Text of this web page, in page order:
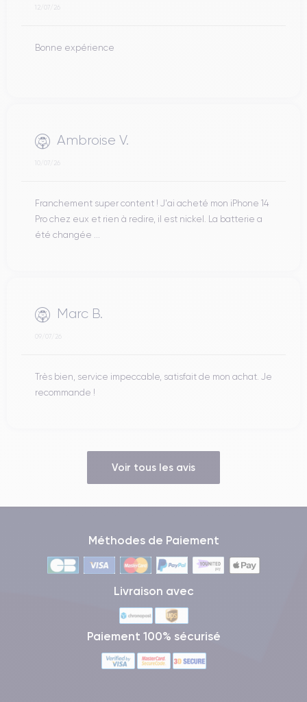
12/07/26
Bonne expérience
Ambroise V.
10/07/26
Franchement super content ! J'ai acheté mon iPhone 14
Pro chez eux et rien à redire, il est nickel. La batterie a
été changée ...
Marc B.
09/07/26
Très bien, service impeccable, satisfait de mon achat. Je
recommande !
Voir tous les avis
Méthodes de Paiement
Livraison avec
Paiement 100% sécurisé